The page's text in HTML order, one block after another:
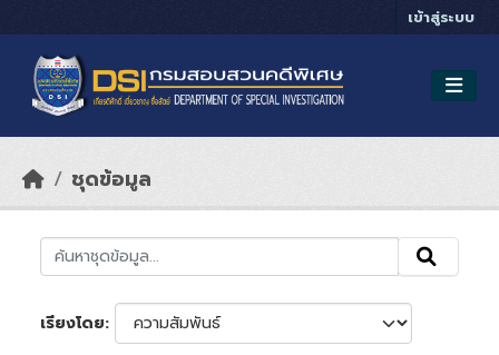
เข้าสู่ระบบ
ชุดข้อมูล
เรียงโดย